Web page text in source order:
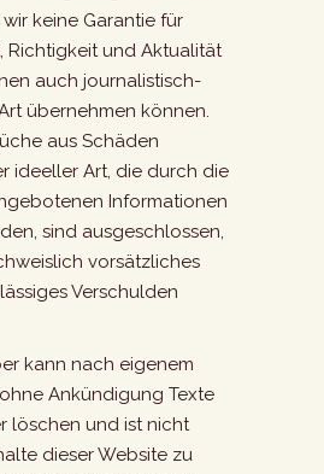
keine Garantie für
Richtigkeit und Aktualität
auch journalistisch-
übernehmen können.
aus Schäden
ideeller Art, die durch die
Informationen
sind ausgeschlossen,
vorsätzliches
Verschulden
kann nach eigenem
Ankündigung Texte
löschen und ist nicht
dieser Website zu